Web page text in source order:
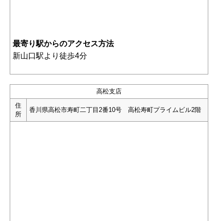
最寄り駅からのアクセス方法
新山口駅より徒歩4分
高松支店
住
所
香川県高松市寿町二丁目2番10号 高松寿町プライムビル2階